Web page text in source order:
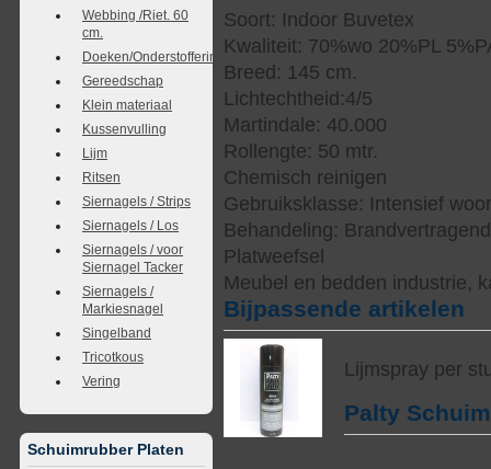
Webbing /Riet. 60
cm.
Doeken/Onderstoffering
Gereedschap
Klein materiaal
Kussenvulling
Lijm
Ritsen
Siernagels / Strips
Siernagels / Los
Siernagels / voor
Siernagel Tacker
Siernagels /
Markiesnagel
Singelband
Tricotkous
Vering
Schuimrubber Platen
Soort: Indoor Buvetex
Kwaliteit: 70%wo 20%PL
Breed: 145 cm.
Lichtechtheid:4/5
Martindale: 40.000
Rollengte: 50 mtr.
Chemisch reinigen
Gebruiksklasse: Intensief
Behandeling:
Platweefsel
Meubel en bedden industrie,
Bijpassende artikelen
Lijmspray per
Palty